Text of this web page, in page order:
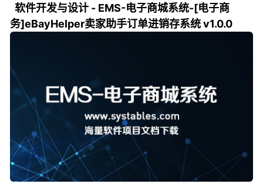
软件开发与设计 - EMS-电子商城系统-[电子商
务]eBayHelper卖家助手订单进销存系统 v1.0.0